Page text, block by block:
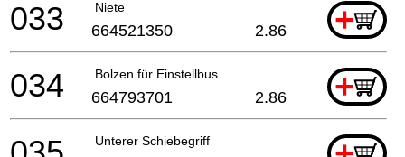
Niete +
033 664521350 2.86
Bolzen für Einstellbus +
034 664793701 2.86
Unterer Schiebegriff